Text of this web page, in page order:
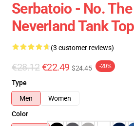
Serbatoio - No.
Neverland Tank
(3 customer reviews)
€28.12 €22.49 $24.45 -20%
Type
Men
Women
Color